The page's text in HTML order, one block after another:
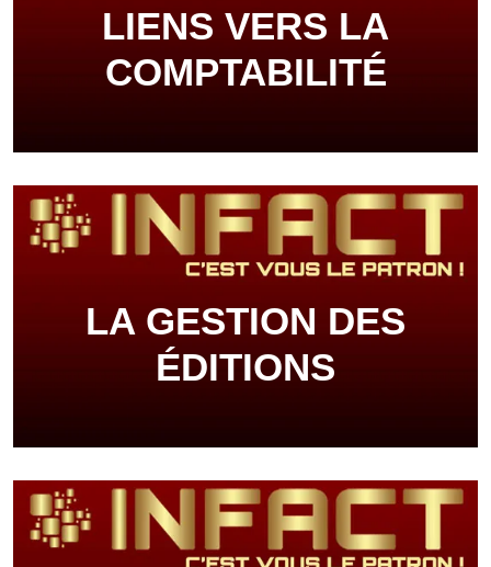
LIENS VERS LA
COMPTABILITÉ
LA GESTION DES
ÉDITIONS